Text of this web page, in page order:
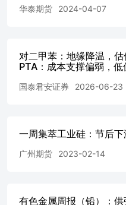
内氛围偏淡。 需求方
库存方面，1月四氧化
1月24日，四氧化三
吨，较上月均价下跌
1、海外供应端扰动，
供应端情
况
消费
华泰期货 2024-04-07
对二甲苯：地缘降温，
PTA：成本支撑偏弱，
国泰君安证券 2026-06-23
一周集萃工业硅：节后
广州期货 2023-02-14
有色金属周报（铅）：